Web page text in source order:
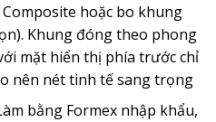
hoặc bo khung
Khung đóng theo phong
mặt hiển thị phía trước chỉ
nên nét tinh tế sang trọng
bằng Formex nhập khẩu,